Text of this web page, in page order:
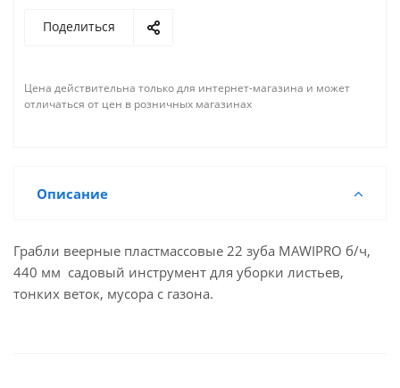
Поделиться
Цена действительна только для интернет-магазина и может
отличаться от цен в розничных магазинах
Описание
Грабли веерные пластмассовые 22 зуба MAWIPRO б/ч,
440 мм садовый инструмент для уборки листьев,
тонких веток, мусора с газона.